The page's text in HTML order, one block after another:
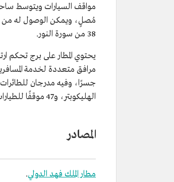
مواقف السيارات ويتوسط
38 من سورة النور.
الهليكوبتر، و47 موقفًا للطيارات بمختلف أحجامها وأنواعها، و8 محطات ملكية.
المصادر
مطار الملك فهد الدولي.